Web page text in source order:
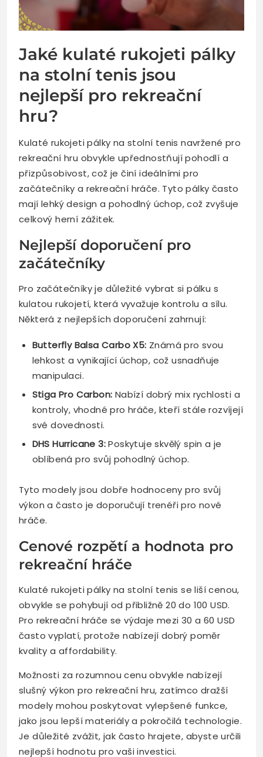
Jaké kulaté rukojeti pálky
na stolní tenis jsou
nejlepší pro rekreační
hru?
Kulaté rukojeti pálky na stolní tenis navržené pro
rekreační hru obvykle upřednostňují pohodlí a
přizpůsobivost, což je činí ideálními pro
začátečníky a rekreační hráče. Tyto pálky často
mají lehký design a pohodlný úchop, což zvyšuje
celkový herní zážitek.
Nejlepší doporučení pro
začátečníky
Pro začátečníky je důležité vybrat si pálku s
kulatou rukojetí, která vyvažuje kontrolu a sílu.
Některá z nejlepších doporučení zahrnují:
Butterfly Balsa Carbo X5: Známá pro svou
lehkost a vynikající úchop, což usnadňuje
manipulaci.
Stiga Pro Carbon: Nabízí dobrý mix rychlosti a
kontroly, vhodné pro hráče, kteří stále rozvíjejí
své dovednosti.
DHS Hurricane 3:Poskytuje skvělý spin a je
oblíbená pro svůj pohodlný úchop.
Tyto modely jsou dobře hodnoceny pro svůj
výkon a často je doporučují trenéři pro nové
hráče.
Cenové rozpětí a hodnota pro
rekreační hráče
Kulaté rukojeti pálky na stolní tenis se liší cenou,
obvykle se pohybují od přibližně 20 do 100 USD.
Pro rekreační hráče se výdaje mezi 30 a 60 USD
často vyplatí, protože nabízejí dobrý poměr
kvality a affordability.
Možnosti za rozumnou cenu obvykle nabízejí
slušný výkon pro rekreační hru, zatímco dražší
modely mohou poskytovat vylepšené funkce,
jako jsou lepší materiály a pokročilá technologie.
Je důležité zvážit, jak často hrajete, abyste určili
nejlepší hodnotu pro vaši investici.